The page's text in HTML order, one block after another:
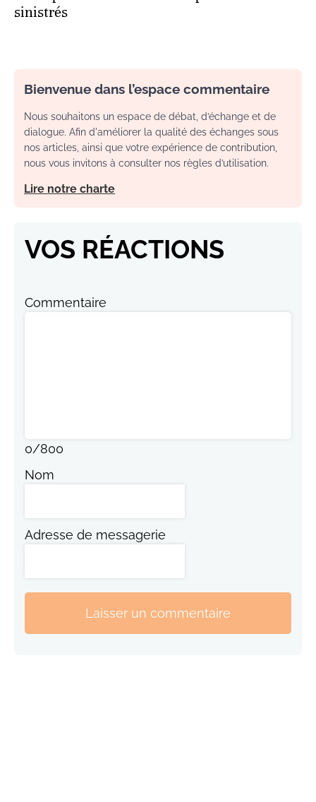
sinistrés
Bienvenue dans l’espace commentaire
Nous souhaitons un espace de débat, d’échange et de
dialogue. Afin d'améliorer la qualité des échanges sous
nos articles, ainsi que votre expérience de contribution,
nous vous invitons à consulter nos règles d’utilisation.
Lire notre charte
VOS RÉACTIONS
Commentaire
0/800
Nom
Adresse de messagerie
Laisser un commentaire